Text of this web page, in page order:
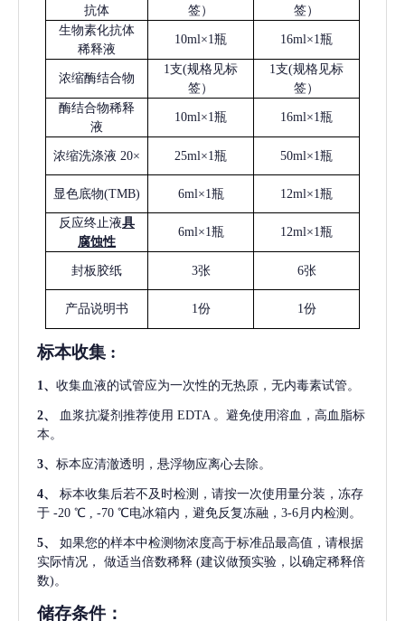
抗体
签）
签）
生物素化抗体
稀释液
10ml×1瓶 16ml×1瓶
浓缩酶结合物
1支(规格见标
签）
1支(规格见标
签）
酶结合物稀释
液
10ml×1瓶 16ml×1瓶
浓缩洗涤液 20× 25ml×1瓶 50ml×1瓶
显色底物(TMB) 6ml×1瓶 12ml×1瓶
反应终止液具
腐蚀性
6ml×1瓶 12ml×1瓶
封板胶纸 3张 6张
产品说明书 1份 1份
标本收集 :
1、 收集血液的试管应为一次性的无热原，无内毒素试管。
2、 血浆抗凝剂推荐使用 EDTA 。避免使用溶血，高血脂标
本。
3、 标本应清澈透明，悬浮物应离心去除。
4、
标本收集后若不及时检测，请按一次使用量分装，冻存
于 -20 ℃ , -70 ℃电冰箱内，避免反复冻融，3-6月内检测。
5、
如果您的样本中检测物浓度高于标准品最高值，请根据
实际情况，
做适当倍数稀释 (建议做预实验，以确定稀释倍
数)。
储存条件：